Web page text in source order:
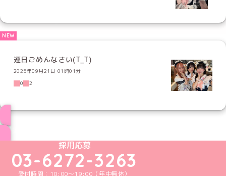
連日ごめんなさい(T_T)
2025年09月21日 01時01分
0
2
めいどりーみんTikTok公式アカウント
めいどりーみんX公式アカウント
めいどりーみんInstagram公式アカウント
めいどりーみんFacebook公式アカウン
めいどりーみんYouTube公式アカ
採用応募
03-6272-3263
受付時間：10:00～19:00（年中無休）